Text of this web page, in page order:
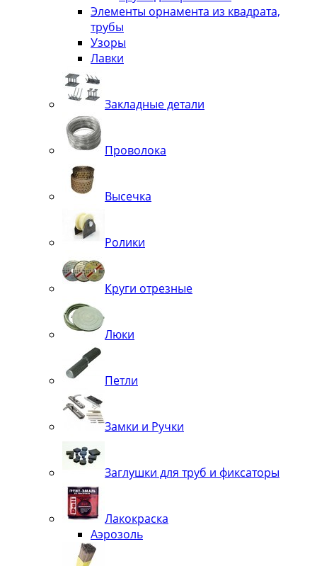
Элементы орнамента из квадрата,
трубы
Узоры
Лавки
Закладные детали
Проволока
Высечка
Ролики
Круги отрезные
Люки
Петли
Замки и Ручки
Заглушки для труб и фиксаторы
Лакокраска
Аэрозоль